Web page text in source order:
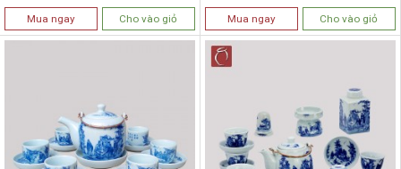
Mua ngay Cho vào giỏ Mua ngay Cho vào giỏ